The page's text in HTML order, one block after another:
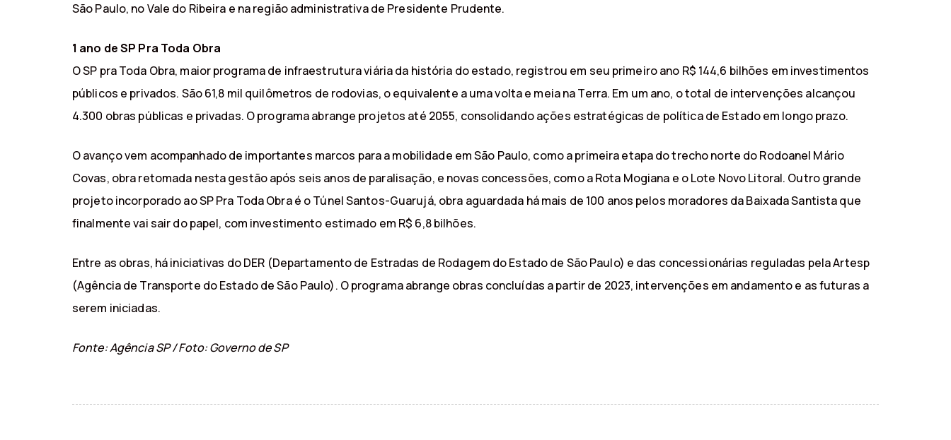
São Paulo, no Vale do Ribeira e na região administrativa de Presidente Prudente.
1 ano de SP Pra Toda Obra
O SP pra Toda Obra, maior programa de infraestrutura viária da história do estado, registrou em seu primeiro ano R$ 144,6 bilhões em investimentos
públicos e privados. São 61,8 mil quilômetros de rodovias, o equivalente a uma volta e meia na Terra. Em um ano, o total de intervenções alcançou
4.300 obras públicas e privadas. O programa abrange projetos até 2055, consolidando ações estratégicas de política de Estado em longo prazo.
O avanço vem acompanhado de importantes marcos para a mobilidade em São Paulo, como a primeira etapa do trecho norte do Rodoanel Mário
Covas, obra retomada nesta gestão após seis anos de paralisação, e novas concessões, como a Rota Mogiana e o Lote Novo Litoral. Outro grande
projeto incorporado ao SP Pra Toda Obra é o Túnel Santos-Guarujá, obra aguardada há mais de 100 anos pelos moradores da Baixada Santista que
finalmente vai sair do papel, com investimento estimado em R$ 6,8 bilhões.
Entre as obras, há iniciativas do DER (Departamento de Estradas de Rodagem do Estado de São Paulo) e das concessionárias reguladas pela Artesp
(Agência de Transporte do Estado de São Paulo). O programa abrange obras concluídas a partir de 2023, intervenções em andamento e as futuras a
serem iniciadas.
Fonte: Agência SP / Foto: Governo de SP